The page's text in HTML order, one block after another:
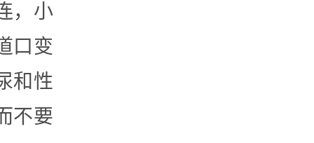
，小
口变
和性
不要